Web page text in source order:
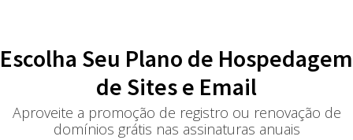
Escolha Seu Plano de Hospedagem
de Sites e Email
Aproveite a promoção de registro ou renovação de
domínios grátis nas assinaturas anuais